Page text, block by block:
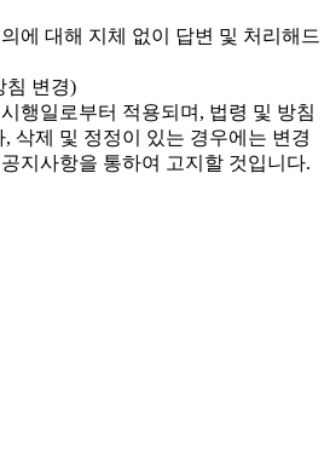
에 대해 지체 없이 답변 및 처리해드
침 변경)
행일로부터 적용되며, 법령 및 방침
삭제 및 정정이 있는 경우에는 변경
지사항을 통하여 고지할 것입니다.